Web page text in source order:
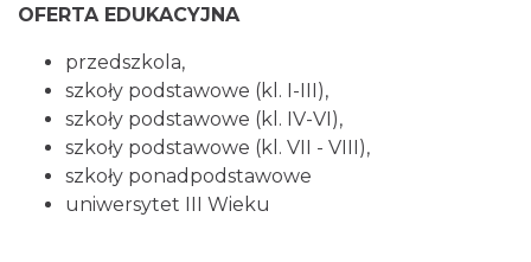
OFERTA EDUKACYJNA
przedszkola,
szkoły podstawowe (kl. I-III),
szkoły podstawowe (kl. IV-VI),
szkoły podstawowe (kl. VII - VIII),
szkoły ponadpodstawowe
uniwersytet III Wieku